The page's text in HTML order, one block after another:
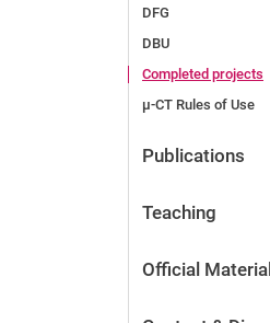
DFG
DBU
Completed projects
µ-CT Rules of Use
Publications
Teaching
Official